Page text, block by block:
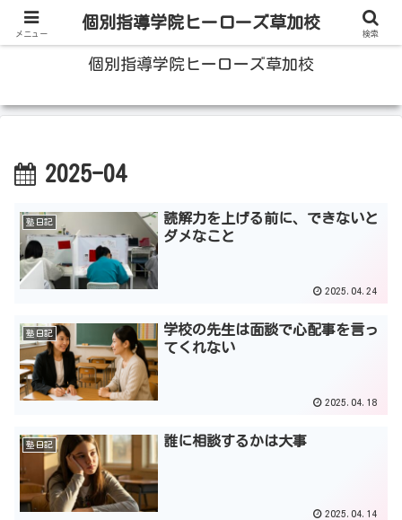
100人いたら100人の成績をあげる草加の個別指導塾
個別指導学院ヒーローズ草加校
2025-04
塾日記
読解力を上げる前に、できないと
ダメなこと
2025.04.24
塾日記
学校の先生は面談で心配事を言っ
てくれない
2025.04.18
塾日記 誰に相談するかは大事
2025.04.14
メニュー
個別指導学院ヒーローズ草加校
検索